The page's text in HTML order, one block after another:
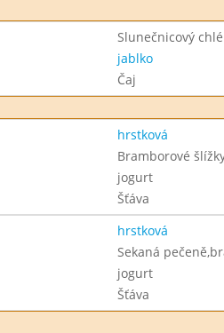
Slunečnicový
jablko
Čaj
hrstková
Bramborové
jogurt
Šťáva
hrstková
Sekaná
jogurt
Šťáva